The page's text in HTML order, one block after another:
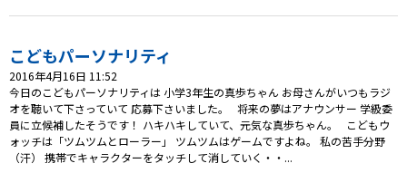
こどもパーソナリティ
2016年4月16日 11:52
今日のこどもパーソナリティは 小学3年生の真歩ちゃん お母さんがいつもラジ
オを聴いて下さっていて 応募下さいました。 将来の夢はアナウンサー 学級委
員に立候補したそうです！ ハキハキしていて、元気な真歩ちゃん。 こどもウ
ォッチは「ツムツムとローラー」 ツムツムはゲームですよね。 私の苦手分野
（汗） 携帯でキャラクターをタッチして消していく・・...